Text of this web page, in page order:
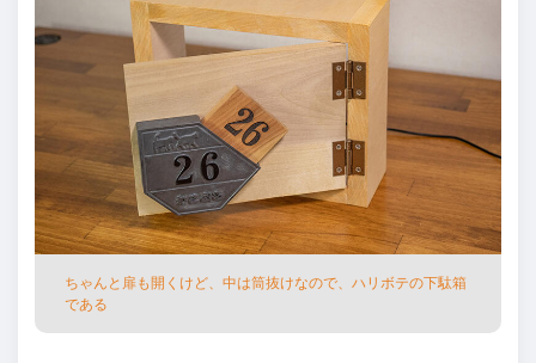
ちゃんと扉も開くけど、中は筒抜けなので、ハリボテの下駄箱
である